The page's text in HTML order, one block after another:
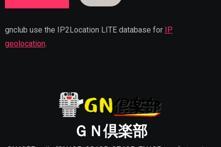
gnclub use the IP2Location LITE database for IP
geolocation.
ＧＮ倶楽部